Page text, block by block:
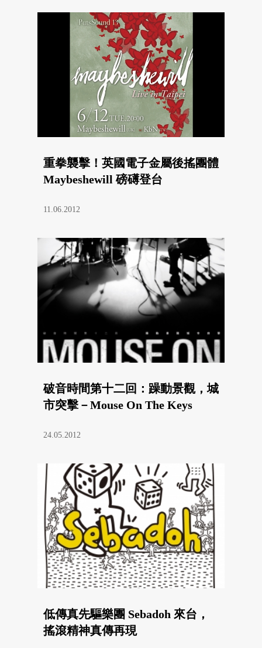
重拳襲擊！英國電子金屬後搖團體
Maybeshewill 磅礡登台
11.06.2012
破音時間第十二回：躁動景觀，城
市突擊－Mouse On The Keys
24.05.2012
低傳真先驅樂團 Sebadoh 來台，
搖滾精神真傳再現